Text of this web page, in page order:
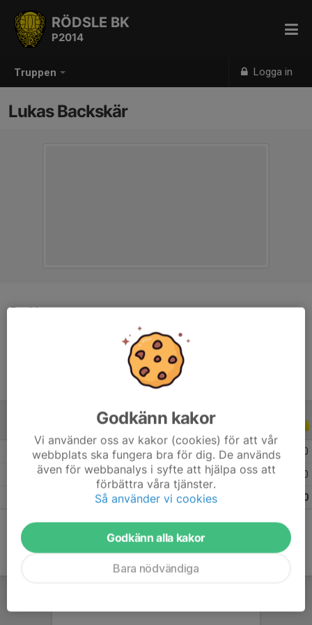
Truppen Logga in
RÖDSLE BK
P2014
Lukas Backskär
Position
-
12 år
ALLA ÅR
2026 5 0 0 0
10 0 0
0
Godkänn kakor
Vi använder oss av kakor (cookies) för att vår
webbplats ska fungera bra för dig. De används
även för webbanalys i syfte att hjälpa oss att
förbättra våra tjänster.
Så använder vi cookies
Godkänn alla kakor
Bara nödvändiga